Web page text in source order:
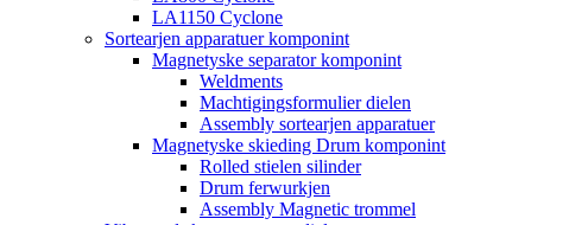
LA1150 Cyclone
Sortearjen apparatuer komponint
Magnetyske separator komponint
Weldments
Machtigingsformulier dielen
Assembly sortearjen apparatuer
Magnetyske skieding Drum komponint
Rolled stielen silinder
Drum ferwurkjen
Assembly Magnetic trommel